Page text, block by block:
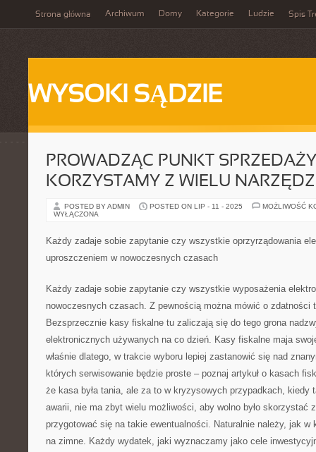
Strona główna Archiwum Domy Kategorie Ludzie Spis
WYSOKI SĄDZIE
PROWADZĄC PUNKT SPRZEDAŻY
KORZYSTAMY Z WIELU
POSTED BY ADMIN POSTED ON LIP - 11 - 2025
MOŻLIWOŚĆ
WYŁĄCZONA
Każdy zadaje sobie zapytanie czy wszystkie oprzyrządowania
uproszczeniem w nowoczesnych czasach
Każdy zadaje sobie zapytanie czy wszystkie wyposażenia
nowoczesnych czasach. Z pewnością można mówić o zdatności
Bezsprzecznie kasy fiskalne tu zaliczają się do tego grona
elektronicznych używanych na co dzień. Kasy fiskalne maja
właśnie dlatego, w trakcie wyboru lepiej zastanowić się nad
których serwisowanie będzie proste – poznaj artykuł o kasach
że kasa była tania, ale za to w kryzysowych przypadkach, kiedy
awarii, nie ma zbyt wielu możliwości, aby wolno było skorzystać
przygotować się na takie ewentualności. Naturalnie należy, jak w
na zimne. Każdy wydatek, jaki wyznaczamy jako cele